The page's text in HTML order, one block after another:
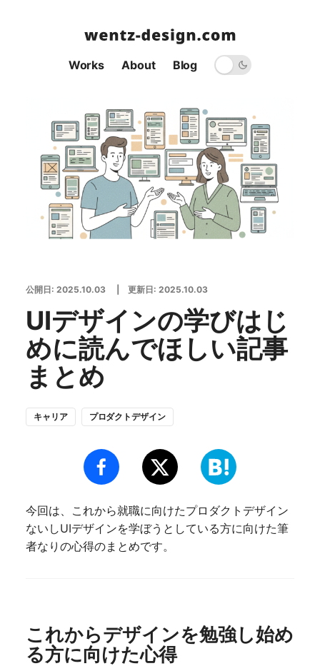
Works About Blog
公開日: 2025.10.03 | 更新日: 2025.10.03
UIデザインの学びはじ
めに読んでほしい記事
まとめ
キャリア プロダクトデザイン
今回は、これから就職に向けたプロダクトデザイン
ないしUIデザインを学ぼうとしている方に向けた筆
者なりの心得のまとめです。
これからデザインを勉強し始め
る方に向けた心得